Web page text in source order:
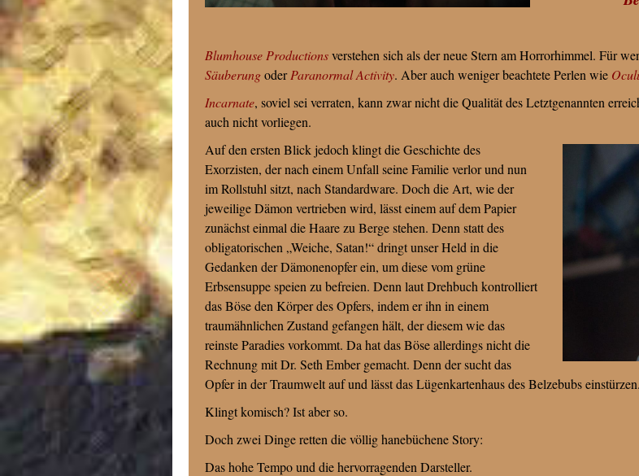
Blumhouse Productionsverstehen sich als der neue Stern am Horrorhimmel. Für
SäuberungoderParanormal Activity. Aber auch weniger beachtete Perlen wie
Incarnate, soviel sei verraten, kann zwar nicht die Qualität des Letztgenannten
auch nicht vorliegen.
Auf den ersten Blick jedoch klingt die Geschichte des
Exorzisten, der nach einem Unfall seine Familie verlor und nun
im Rollstuhl sitzt, nach Standardware. Doch die Art, wie der
jeweilige Dämon vertrieben wird, lässt einem auf dem Papier
zunächst einmal die Haare zu Berge stehen. Denn statt des
obligatorischen „Weiche, Satan!“ dringt unser Held in die
Gedanken der Dämonenopfer ein, um diese vom grüne
Erbsensuppe speien zu befreien. Denn laut Drehbuch kontrolliert
das Böse den Körper des Opfers, indem er ihn in einem
traumähnlichen Zustand gefangen hält, der diesem wie das
reinste Paradies vorkommt. Da hat das Böse allerdings nicht die
Rechnung mit Dr. Seth Ember gemacht. Denn der sucht das
Opfer in der Traumwelt auf und lässt das Lügenkartenhaus des Belzebubs einstürzen.
Klingt komisch? Ist aber so.
Doch zwei Dinge retten die völlig hanebüchene Story:
Das hohe Tempo und die hervorragenden Darsteller.